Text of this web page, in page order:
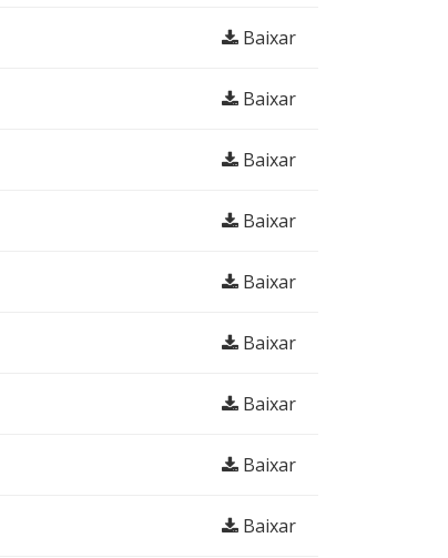
Baixar
Baixar
Baixar
Baixar
Baixar
Baixar
Baixar
Baixar
Baixar